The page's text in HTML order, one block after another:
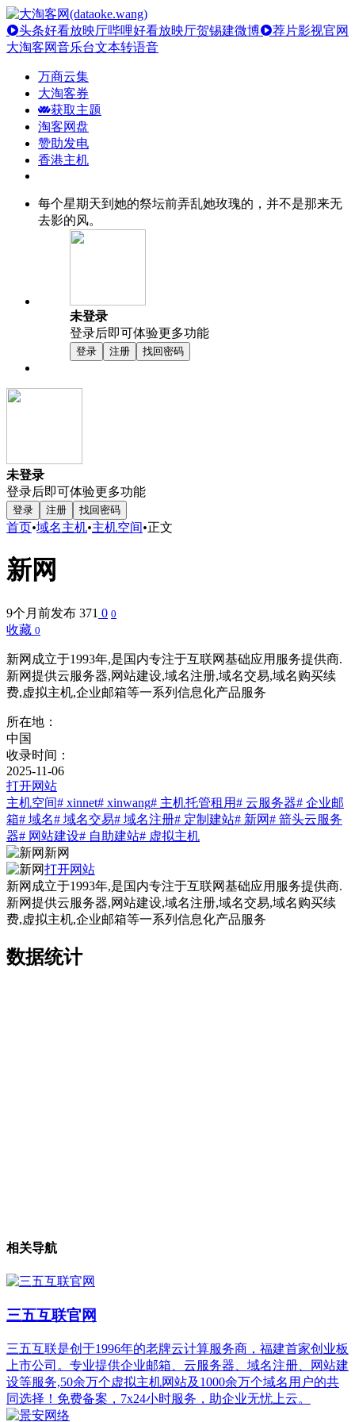
头条好看放映厅哔哩好看放映厅贺锡建微博
荐片影视官网
大淘客网音乐台文本转语音
万商云集
大淘客券
获取主题
淘客网盘
赞助发电
香港主机
每个星期天到她的祭坛前弄乱她玫瑰的，并不是那来无
去影的风。
未登录
登录后即可体验更多功能
登录 注册 找回密码
未登录
登录后即可体验更多功能
登录 注册 找回密码
首页•域名主机•主机空间•正文
新网
9个月前发布 371 0 0
收藏 0
新网成立于1993年,是国内专注于互联网基础应用服务提供商.
新网提供云服务器,网站建设,域名注册,域名交易,域名购买续
费,虚拟主机,企业邮箱等一系列信息化产品服务
所在地：
中国
收录时间：
2025-11-06
打开网站
主机空间# xinnet# xinwang# 主机托管租用# 云服务器# 企业邮
箱# 域名# 域名交易# 域名注册# 定制建站# 新网# 箭头云服务
器# 网站建设# 自助建站# 虚拟主机
新网
打开网站
新网成立于1993年,是国内专注于互联网基础应用服务提供商.
新网提供云服务器,网站建设,域名注册,域名交易,域名购买续
费,虚拟主机,企业邮箱等一系列信息化产品服务
数据统计
相关导航
三五互联官网
三五互联是创于1996年的老牌云计算服务商，福建首家创业板
上市公司。专业提供企业邮箱、云服务器、域名注册、网站建
设等服务,50余万个虚拟主机网站及1000余万个域名用户的共
同选择！免费备案，7x24小时服务，助企业无忧上云。